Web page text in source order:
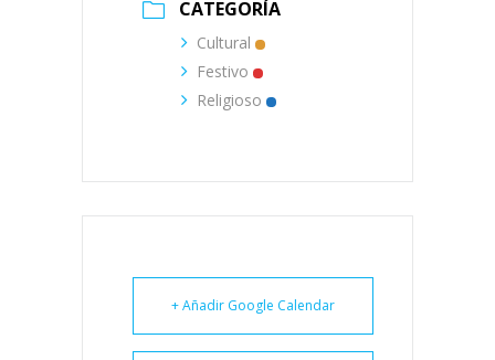
CATEGORÍA
Cultural
Festivo
Religioso
+ Añadir Google Calendar